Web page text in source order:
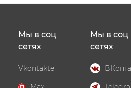
Мы в соц
сетях
Vkontakte
Мы в соц
сетях